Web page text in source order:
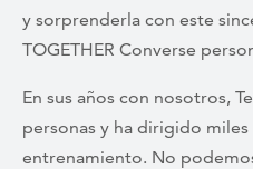
y sorprenderla con este
TOGETHER Converse
En sus años con nosotros,
personas y ha dirigido miles
entrenamiento. No